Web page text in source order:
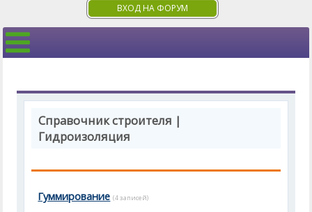
ВХОД НА ФОРУМ
Справочник строителя |
Гидроизоляция
Гуммирование (4 записей)